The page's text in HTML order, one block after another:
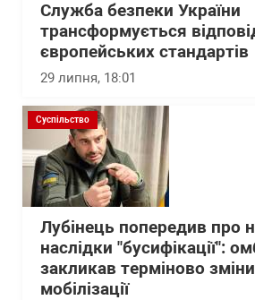
Служба безпеки України
трансформується
європейських стандартів
29 липня, 18:01
Суспільство
Лубінець попередив про
наслідки "бусифікації":
закликав терміново
мобілізації